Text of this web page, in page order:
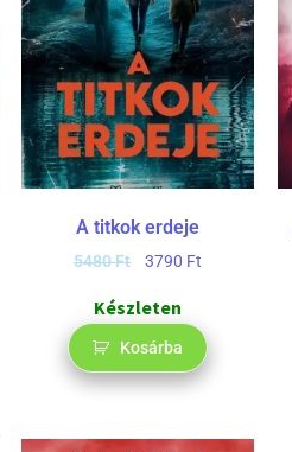
A titkok erdeje
5480Ft 3790 Ft
Készleten
Kosárba